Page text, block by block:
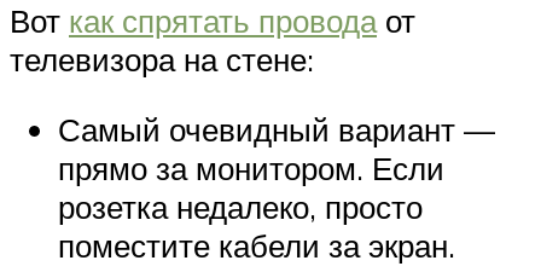
Вот как спрятать проводаот
телевизора на стене:
Самый очевидный вариант —
прямо за монитором. Если
розетка недалеко, просто
поместите кабели за экран.